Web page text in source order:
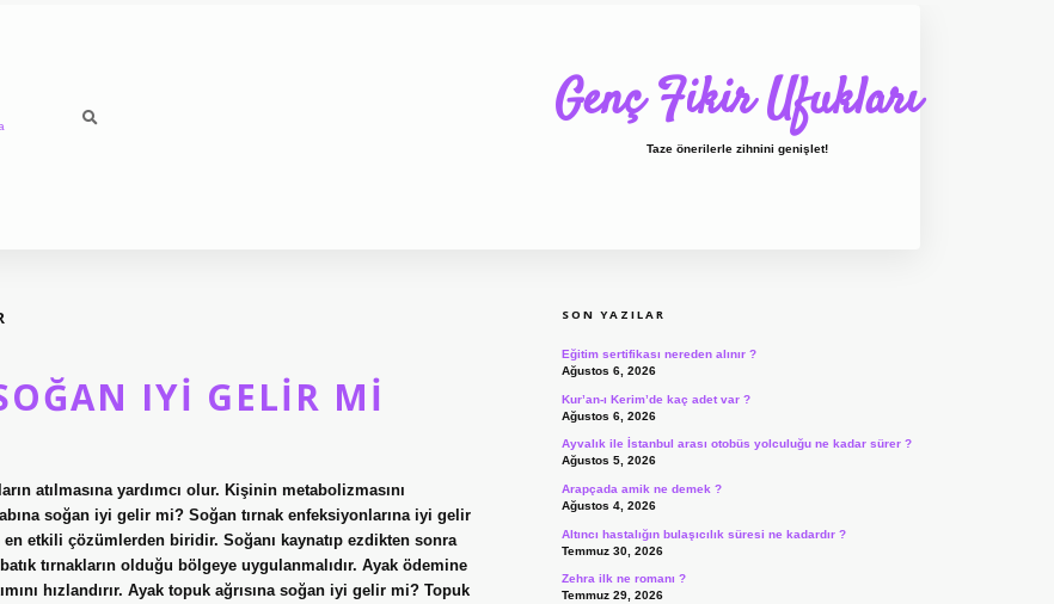
Genç Fikir Ufukları
Taze önerilerle zihnini genişlet!
IYI GELIR MI
atılmasına yardımcı olur. Kişinin metabolizmasını
soğan iyi gelir mi? Soğan tırnak enfeksiyonlarına iyi gelir
etkili çözümlerden biridir. Soğanı kaynatıp ezdikten sonra
tırnakların olduğu bölgeye uygulanmalıdır. Ayak ödemine
hızlandırır. Ayak topuk ağrısına soğan iyi gelir mi? Topuk
SON YAZILAR
Eğitim sertifikası nereden alınır ?
Ağustos 6, 2026
Kur’an-ı Kerim’de kaç adet var ?
Ağustos 6, 2026
Ayvalık ile İstanbul arası otobüs yolculuğu ne kadar sürer ?
Ağustos 5, 2026
Arapçada amik ne demek ?
Ağustos 4, 2026
Altıncı hastalığın bulaşıcılık süresi ne kadardır ?
Temmuz 30, 2026
Zehra ilk ne romanı ?
Temmuz 29, 2026